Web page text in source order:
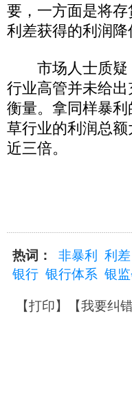
要，一方面是将
利差获得的利润降
市场人士质疑
行业高管并未给
衡量。拿同样暴
草行业的利润总
近三倍。
热词： 非暴利 利差
银行 银行体系 银
【打印】【我要纠